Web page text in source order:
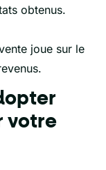
obtenus.
joue sur le
votre